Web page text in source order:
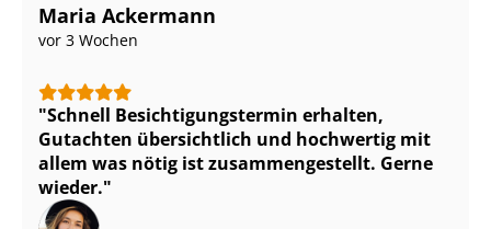
Maria Ackermann
vor 3 Wochen
Schnell Be­sich­ti­gungs­ter­min erhalten,
Gutachten übersichtlich und hochwertig mit
allem was nötig ist zu­sam­men­ge­stellt. Gerne
wieder.